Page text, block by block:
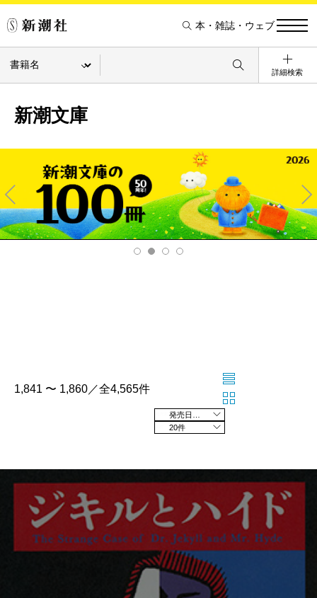
本・雑誌・ウェブ
詳細検索
新潮文庫
Pre
v
Ne
xt
1,841 〜 1,860／全4,565件
20件